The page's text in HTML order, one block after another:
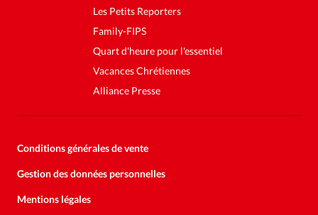
Les Petits Reporters
Family-FIPS
Quart d'heure pour l'essentiel
Vacances Chrétiennes
Alliance Presse
Conditions générales de vente
Gestion des données personnelles
Mentions légales